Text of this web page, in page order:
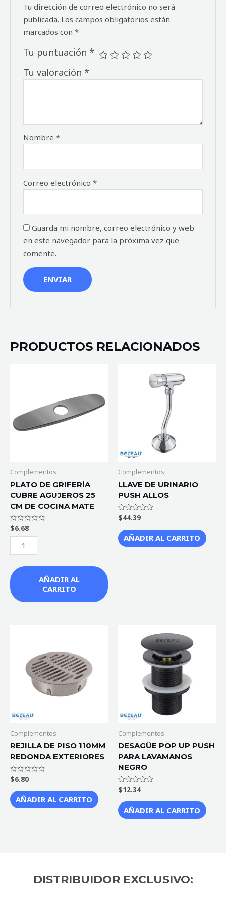
Tu dirección de correo electrónico no será
publicada. Los campos obligatorios están
marcados con*
Tu puntuación*
Tu valoración*
Nombre*
Correo electrónico*
Guarda mi nombre, correo electrónico y web
en este navegador para la próxima vez que
comente.
PRODUCTOS RELACIONADOS
Complementos
PLATO DE GRIFERÍA
CUBRE AGUJEROS 25
CM DE COCINA MATE
Valorado
con
$6.68
CUBRE
AGUJEROS
25
COCINA
MATE
cantidad
AÑADIR AL
CARRITO
Complementos
LLAVE DE URINARIO
PUSH ALLOS
Valorado
con
de
5
$44.39
AÑADIR AL CARRITO
Complementos
REJILLA DE PISO 110MM
REDONDA EXTERIORES
Valorado
con
de
5
$6.80
AÑADIR AL CARRITO
Complementos
DESAGÜE POP UP PUSH
PARA LAVAMANOS
NEGRO
Valorado
con
de
5
$12.34
AÑADIR AL CARRITO
DISTRIBUIDOR EXCLUSIVO: